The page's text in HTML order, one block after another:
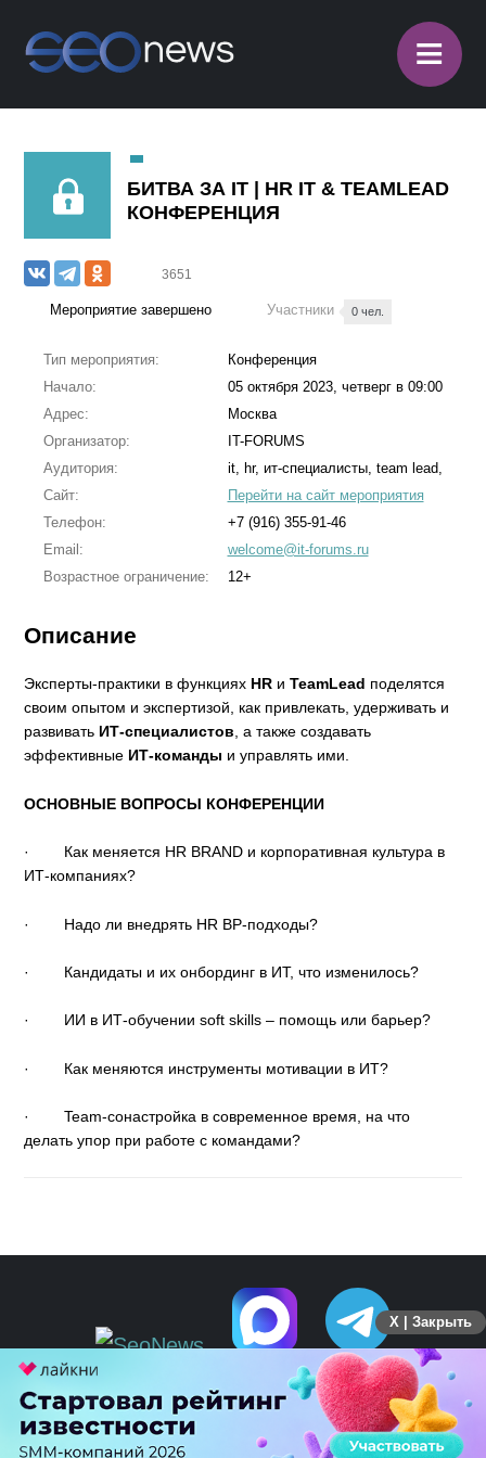
≡
БИТВА ЗА IT | HR IT & TEAMLEAD
КОНФЕРЕНЦИЯ
3651
Мероприятие завершено Участники 0 чел.
Тип мероприятия:
Конференция
Начало:
05 октября 2023, четверг в 09:00
Адрес:
Москва
Организатор:
IT-FORUMS
Аудитория:
it, hr, ит-специалисты, team lead,
Сайт:
Перейти на сайт мероприятия
Телефон:
+7 (916) 355-91-46
Email:
welcome@it-forums.ru
Возрастное ограничение:
12+
Описание
Эксперты-практики в функциях HR иTeamLead поделятся
своим опытом и экспертизой, как привлекать, удерживать и
развивать ИТ-специалистов, а также создавать
эффективные ИТ-команды и управлять ими.
ОСНОВНЫЕ ВОПРОСЫ КОНФЕРЕНЦИИ
· Как меняется HR BRAND и корпоративная культура в
ИТ-компаниях?
· Hадо ли внедрять HR BP-подходы?
· Кандидаты и их онбординг в ИТ, что изменилось?
· ИИ в ИТ-обучении soft skills – помощь или барьер?
· Как меняются инструменты мотивации в ИТ?
·Team-сонастройка в современное время, на что
делать упор при работе с командами?
X | Закрыть
ПЕРЕЙТИ НА ПОЛНУЮ ВЕРСИЮ
© SEOnews.ru Все права защищены. 2026